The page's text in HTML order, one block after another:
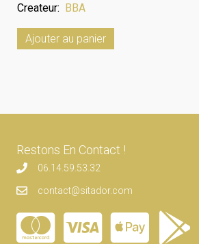
Createur: BBA
Ajouter au panier
Restons En Contact !
06.14.59.53.32
contact@sitador.com